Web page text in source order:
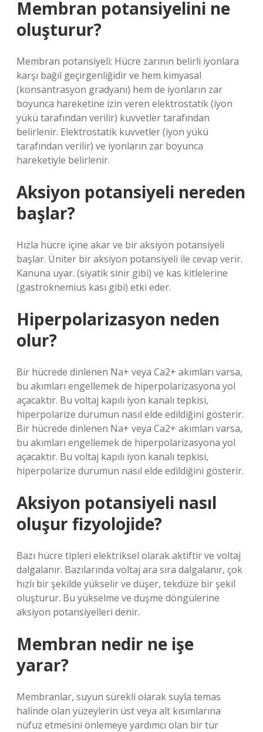
Membran potansiyelini ne
oluşturur?
Membran potansiyeli: Hücre zarının belirli iyonlara
karşı bağıl geçirgenliğidir ve hem kimyasal
(konsantrasyon gradyanı) hem de iyonların zar
boyunca hareketine izin veren elektrostatik (iyon
yükü tarafından verilir) kuvvetler tarafından
belirlenir. Elektrostatik kuvvetler (iyon yükü
tarafından verilir) ve iyonların zar boyunca
hareketiyle belirlenir.
Aksiyon potansiyeli nereden
başlar?
Hızla hücre içine akar ve bir aksiyon potansiyeli
başlar. Üniter bir aksiyon potansiyeli ile cevap verir.
Kanuna uyar. (siyatik sinir gibi) ve kas kitlelerine
(gastroknemius kası gibi) etki eder.
Hiperpolarizasyon neden
olur?
Bir hücrede dinlenen Na+ veya Ca2+ akımları varsa,
bu akımları engellemek de hiperpolarizasyona yol
açacaktır. Bu voltaj kapılı iyon kanalı tepkisi,
hiperpolarize durumun nasıl elde edildiğini gösterir.
Bir hücrede dinlenen Na+ veya Ca2+ akımları varsa,
bu akımları engellemek de hiperpolarizasyona yol
açacaktır. Bu voltaj kapılı iyon kanalı tepkisi,
hiperpolarize durumun nasıl elde edildiğini gösterir.
Aksiyon potansiyeli nasıl
oluşur fizyolojide?
Bazı hücre tipleri elektriksel olarak aktiftir ve voltaj
dalgalanır. Bazılarında voltaj ara sıra dalgalanır, çok
hızlı bir şekilde yükselir ve düşer, tekdüze bir şekil
oluşturur. Bu yükselme ve düşme döngülerine
aksiyon potansiyelleri denir.
Membran nedir ne işe
yarar?
Membranlar, suyun sürekli olarak suyla temas
halinde olan yüzeylerin üst veya alt kısımlarına
nüfuz etmesini önlemeye yardımcı olan bir tür